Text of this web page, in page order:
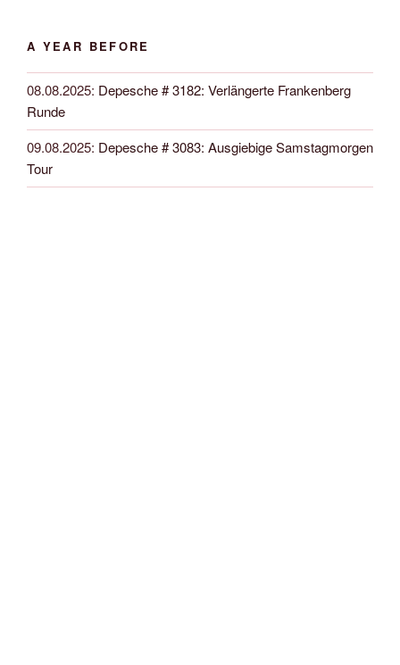
A YEAR BEFORE
08.08.2025: Depesche # 3182: Verlängerte Frankenberg
Runde
09.08.2025: Depesche # 3083: Ausgiebige Samstagmorgen
Tour